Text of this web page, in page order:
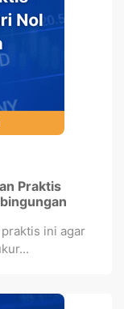
Praktis
ini agar